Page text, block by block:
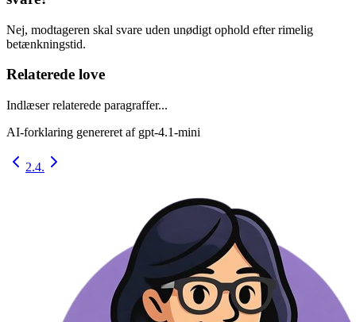
Nej, modtageren skal svare uden unødigt ophold efter rimelig
betænkningstid.
Relaterede love
Indlæser relaterede paragraffer...
AI-forklaring genereret af gpt-4.1-mini
2.4.